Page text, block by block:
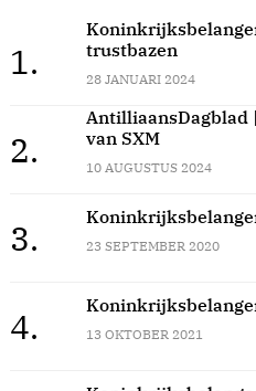
1.
trustbazen
28 JANUARI 2024
2.
van SXM
10 AUGUSTUS 2024
3. 23 SEPTEMBER 2020
4. 13 OKTOBER 2021